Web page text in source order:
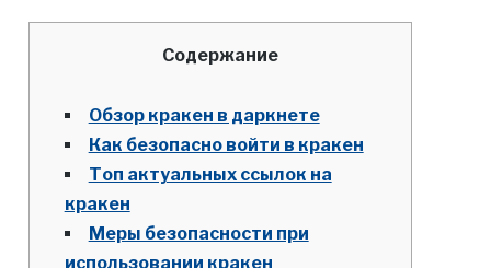
Содержание
Обзор кракен в даркнете
Как безопасно войти в кракен
Топ актуальных ссылок на
кракен
Меры безопасности при
использовании кракен